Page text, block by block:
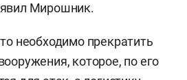
Мирошник.
необходимо прекратить
которое, по его